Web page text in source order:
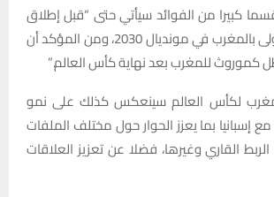
كبيرا من الفوائد سيأتي حتى “قبل إطلاق
صافرة المباراة الأولى بالمغرب في مونديال 2030، ومن المؤكد أن
للمغرب بعد نهاية كأس العالم.”
لكأس العالم سينعكس كذلك على نمو
إسبانيا بما يعزز الحوار حول مختلف الملفات
الربط القاري وغيرها، فضلا عن تعزيز العلاقات